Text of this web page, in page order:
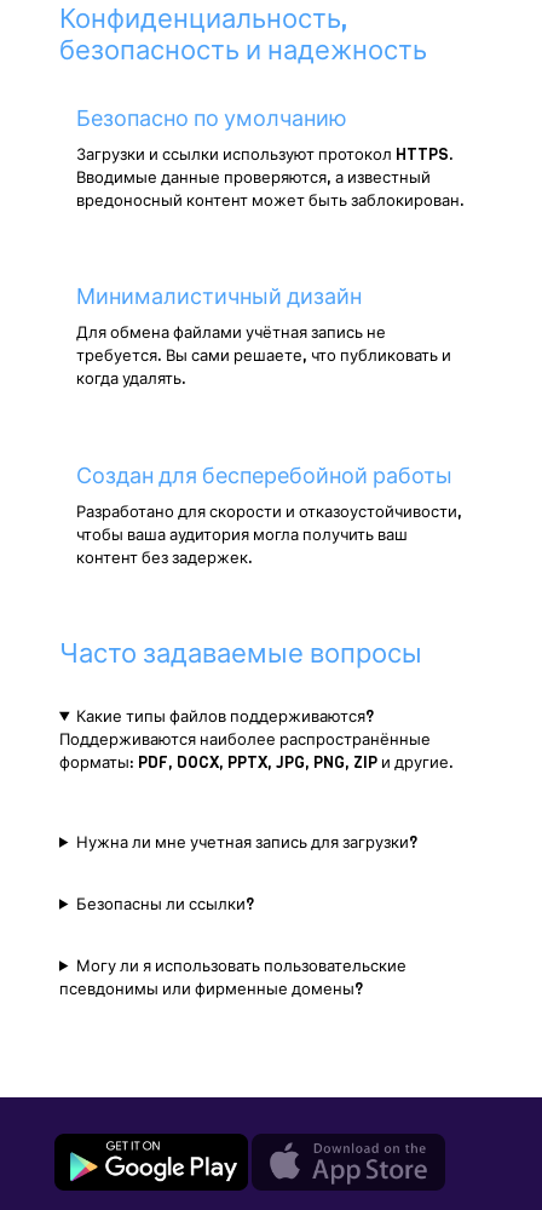
Конфиденциальность,
безопасность и надежность
Безопасно по умолчанию
Загрузки и ссылки используют протокол HTTPS.
Вводимые данные проверяются, а известный
вредоносный контент может быть заблокирован.
Минималистичный дизайн
Для обмена файлами учётная запись не
требуется. Вы сами решаете, что публиковать и
когда удалять.
Создан для бесперебойной работы
Разработано для скорости и отказоустойчивости,
чтобы ваша аудитория могла получить ваш
контент без задержек.
Часто задаваемые вопросы
Какие типы файлов поддерживаются?
Поддерживаются наиболее распространённые
форматы: PDF, DOCX, PPTX, JPG, PNG, ZIP и другие.
Нужна ли мне учетная запись для загрузки?
Безопасны ли ссылки?
Могу ли я использовать пользовательские
псевдонимы или фирменные домены?